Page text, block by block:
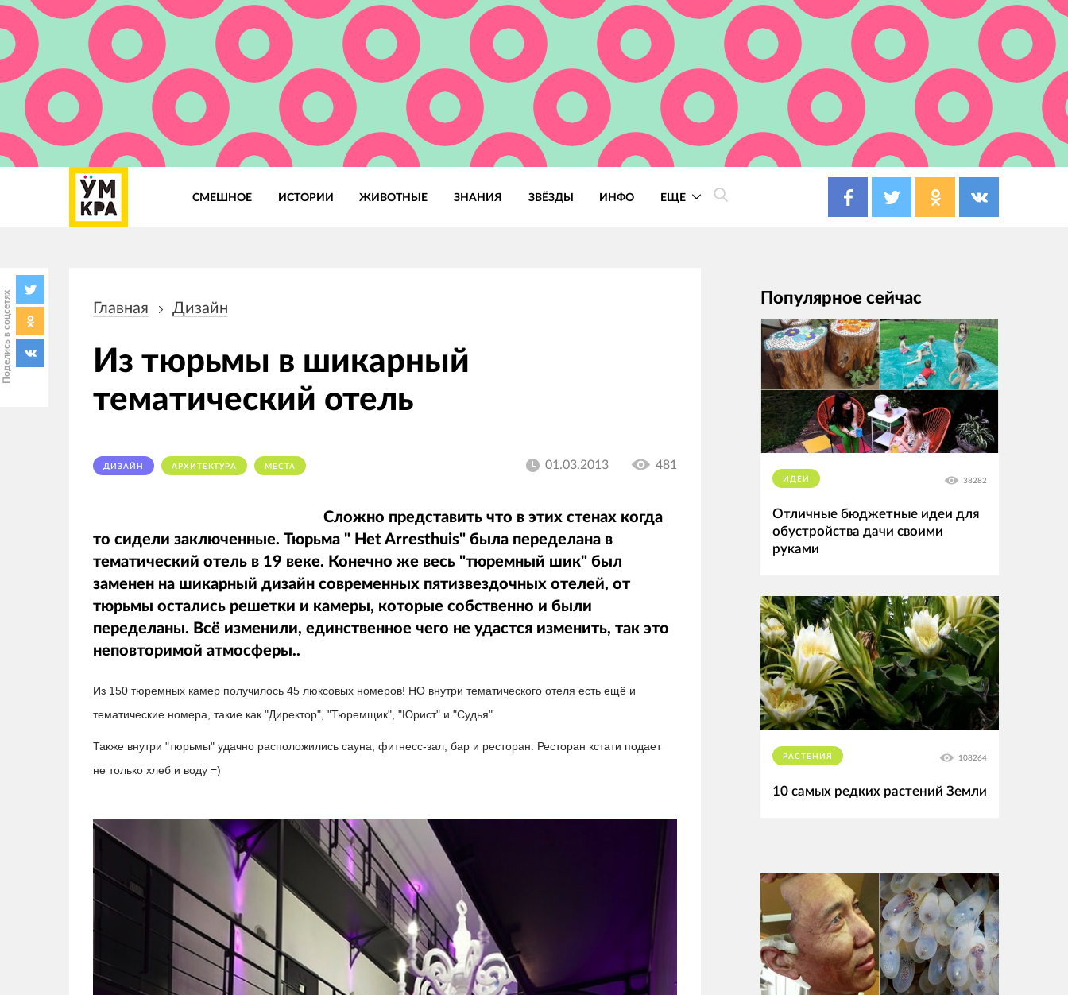
СМЕШНОЕ ИСТОРИИ ЖИВОТНЫЕ ЗНАНИЯ ЗВЁЗДЫ ИНФО ЕЩЕ
Поделись в соцсетях навигации
Главная Дизайн
Из тюрьмы в шикарный
тематический отель
ДИЗАЙН АРХИТЕКТУРА МЕСТА 01.03.2013 481
Сложно представить что в этих стенах когда
то сидели заключенные. Тюрьма " Het Arresthuis" была переделана в
тематический отель в 19 веке. Конечно же весь "тюремный шик" был
заменен на шикарный дизайн современных пятизвездочных отелей, от
тюрьмы остались решетки и камеры, которые собственно и были
переделаны. Всё изменили, единственное чего не удастся изменить, так это
неповторимой атмосферы..
Из 150 тюремных камер получилось 45 люксовых номеров! НО внутри тематического отеля есть ещё и
тематические номера, такие как "Директор", "Тюремщик", "Юрист" и "Судья".
Также внутри "тюрьмы" удачно расположились сауна, фитнесс-зал, бар и ресторан. Ресторан кстати подает
не только хлеб и воду =)
Популярное сейчас
ИДЕИ 38282
Отличные бюджетные идеи для
обустройства дачи своими
руками
РАСТЕНИЯ 108264
10 самых редких растений Земли